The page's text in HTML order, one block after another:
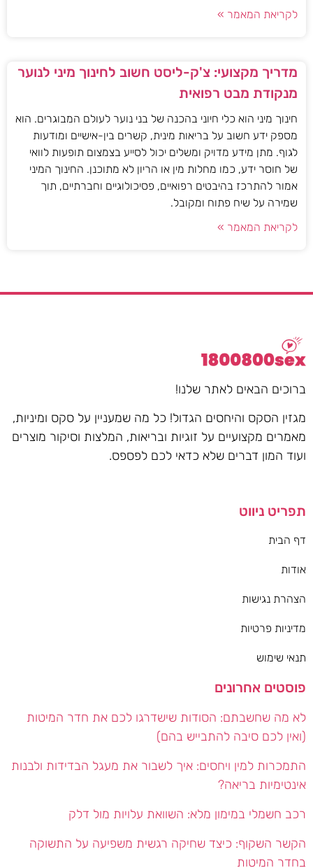
לקריאת המאמר »
מדריך מקצועי: צ'ק-ליסט חשוב לחינוך מיני לנוער
מנקודת מבט רפואית
חינוך מיני הוא כלי חיוני בהכנה של בני נוער לעולם המבוגרים. הוא
מספק ידע חשוב על בריאות מינית, קשרים בין-אישיים ומודעות
לגוף. מתן מידע מדויק ומשלים יכול לסייע בצמצום תופעות לוואי
של חוסר ידע, כמו מחלות מין או הריון לא מתוכנן. החינוך המיני
אמור להתרכז בהיבטים רפואיים, פסיכולוגיים וחברתיים, תוך
שמירה על שיח פתוח ומקובל.
לקריאת המאמר »
ברוכים הבאים לאתר שלנו!
מגזין הסקס והיחסים הגדול! כל מה שמעניין על סקס ומיניות,
מאמרים מקצועיים על זוגיות ובריאות, המלצות וסיקור מוצרים
ועוד המון דברים שלא כדאי לכם לפספס.
תפריט ניווט
דף הבית
אודות
הצהרת נגישות
מדיניות פרטיות
תנאי שימוש
פוסטים אחרונים
לא מה שחשבתם: הסודות שישדרגו לכם את חדר המיטות
(ואין לכם סיבה להתבייש בהם)
התמכרות למין ויחסים: איך לשבור את מעגל הבדידות ולבנות
אינטימיות בריאה?
רכב חשמלי במימון מלא: השוואת עלויות מול דלק
הקשר השקוף: כיצד שחיקה רגשית משפיעה על התשוקה
בחדר המיטות